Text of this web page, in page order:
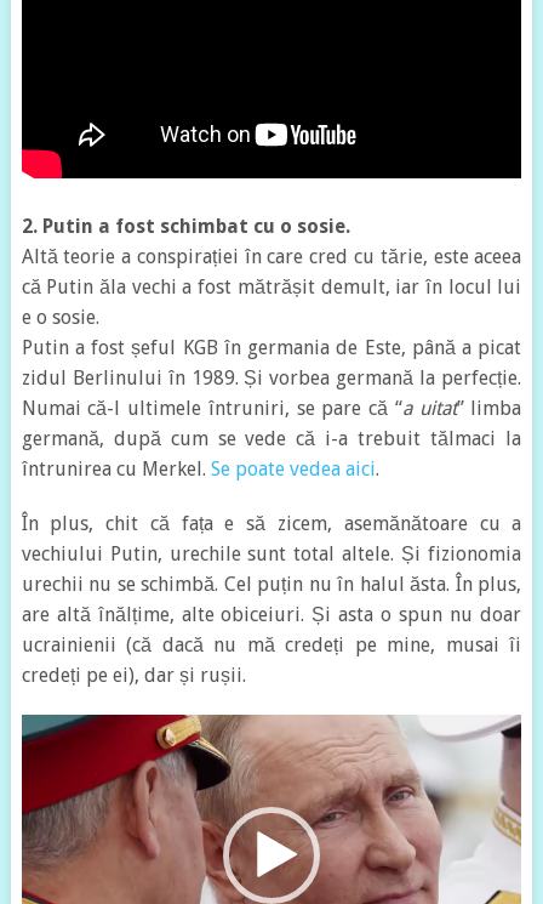
2. Putin a fost schimbat cu o sosie.
Altă teorie a conspirației în care cred cu tărie, este aceea
că Putin ăla vechi a fost mătrășit demult, iar în locul lui
e o sosie.
Putin a fost șeful KGB în germania de Este, până a picat
zidul Berlinului în 1989. Și vorbea germană la perfecție.
Numai că-l ultimele întruniri, se pare că “a uitat” limba
germană, după cum se vede că i-a trebuit tălmaci la
întrunirea cu Merkel. Se poate vedea aici.
În plus, chit că fața e să zicem, asemănătoare cu a
vechiului Putin, urechile sunt total altele. Și fizionomia
urechii nu se schimbă. Cel puțin nu în halul ăsta. În plus,
are altă înălțime, alte obiceiuri. Și asta o spun nu doar
ucrainienii (că dacă nu mă credeți pe mine, musai îi
credeți pe ei), dar și rușii.
Video